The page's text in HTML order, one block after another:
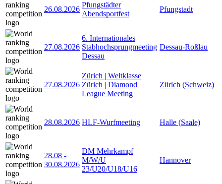
26.08.2026
Pfungstädter
Abendsportfest
Pfungstadt
27.08.2026
6. Internationales
Stabhochsprungmeeting
Dessau
Dessau-Roßlau
27.08.2026
Zürich | Weltklasse
Zürich | Diamond
League Meeting
Zürich (Schweiz)
28.08.2026 HLF-Wurfmeeting Halle (Saale)
28.08 -
30.08.2026
DM Mehrkampf
M/W/U
23/U20/U18/U16
Hannover